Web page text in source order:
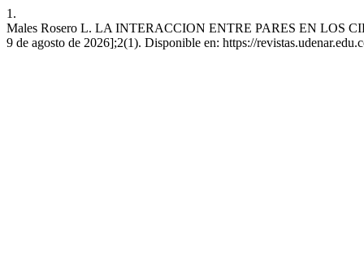
1.
Males Rosero L. LA INTERACCION ENTRE PARES EN LOS
9 de agosto de 2026];2(1). Disponible en: https://